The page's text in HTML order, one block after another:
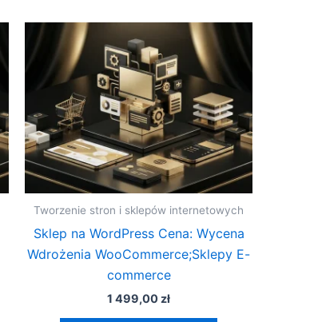
Tworzenie stron i sklepów internetowych
Sklep na WordPress Cena: Wycena
Wdrożenia WooCommerce;Sklepy E-
commerce
1 499,00 zł